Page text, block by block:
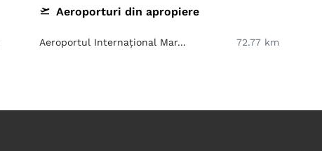
Aeroporturi din apropiere
Aeroportul Internațional Mar... 72.77 km